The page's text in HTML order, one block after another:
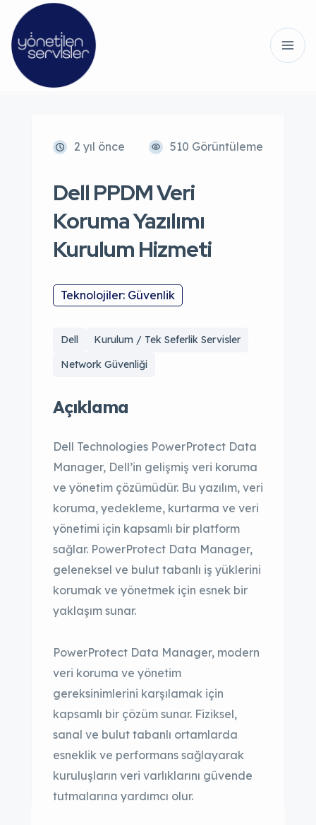
2 yıl önce 510 Görüntüleme
Dell PPDM Veri
Koruma Yazılımı
Kurulum Hizmeti
Teknolojiler: Güvenlik
Dell
Kurulum / Tek Seferlik Servisler
Network Güvenliği
Açıklama
Dell Technologies PowerProtect Data
Manager, Dell’in gelişmiş veri koruma
ve yönetim çözümüdür. Bu yazılım, veri
koruma, yedekleme, kurtarma ve veri
yönetimi için kapsamlı bir platform
sağlar. PowerProtect Data Manager,
geleneksel ve bulut tabanlı iş yüklerini
korumak ve yönetmek için esnek bir
yaklaşım sunar.
PowerProtect Data Manager, modern
veri koruma ve yönetim
gereksinimlerini karşılamak için
kapsamlı bir çözüm sunar. Fiziksel,
sanal ve bulut tabanlı ortamlarda
esneklik ve performans sağlayarak
kuruluşların veri varlıklarını güvende
tutmalarına yardımcı olur.